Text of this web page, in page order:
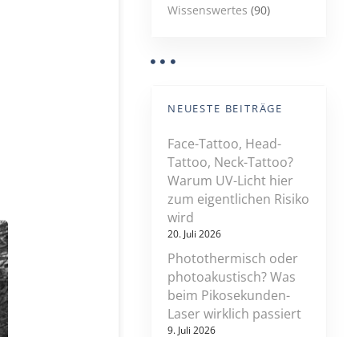
Wissenswertes (90)
NEUESTE BEITRÄGE
Face-Tattoo, Head-
Tattoo, Neck-Tattoo?
Warum UV-Licht hier
zum eigentlichen Risiko
wird
20. Juli 2026
Photothermisch oder
photoakustisch? Was
beim Pikosekunden-
Laser wirklich passiert
9. Juli 2026